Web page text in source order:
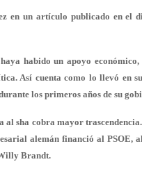
en un artículo publicado en el
habido un apoyo
Así cuenta como lo llevó en
los primeros años de su
al sha cobra mayor
alemán financió al
Brandt.